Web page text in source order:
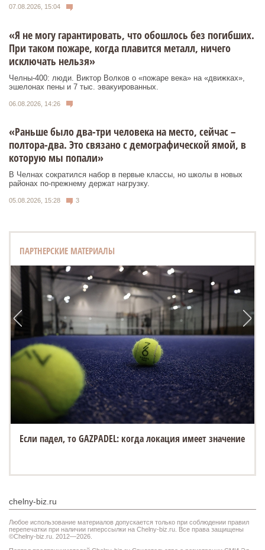
07.08.2026, 15:04
«Я не могу гарантировать, что обошлось без погибших.
При таком пожаре, когда плавится металл, ничего
исключать нельзя»
Челны-400: люди. Виктор Волков о «пожаре века» на «движках»,
эшелонах пены и 7 тыс. эвакуированных.
06.08.2026, 14:26
«Раньше было два-три человека на место, сейчас –
полтора-два. Это связано с демографической ямой, в
которую мы попали»
В Челнах сократился набор в первые классы, но школы в новых
районах по-прежнему держат нагрузку.
05.08.2026, 15:28 3
ПАРТНЕРСКИЕ МАТЕРИАЛЫ
Если падел, то GAZPADEL: когда локация имеет значение
chelny-biz.ru
Любое использование материалов допускается только при соблюдении правил
перепечатки при наличии гиперссылки на Chelny-biz.ru. Все права защищены
©Chelny-biz.ru. 2012—2026.